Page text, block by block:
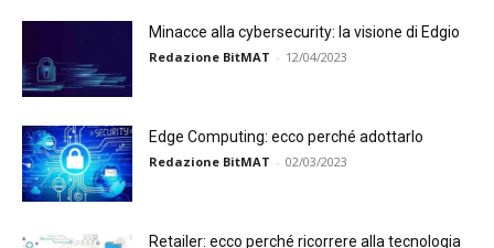
Minacce alla cybersecurity: la visione di Edgio
Redazione BitMAT - 12/04/2023
Edge Computing: ecco perché adottarlo
Redazione BitMAT - 02/03/2023
Retailer: ecco perché ricorrere alla tecnologia